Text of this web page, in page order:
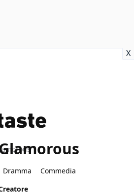
X
Dramma
Commedia